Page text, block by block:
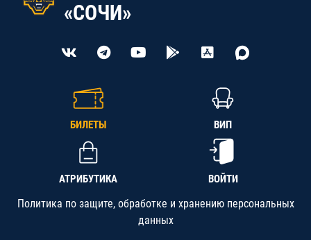
«СОЧИ»
БИЛЕТЫ ВИП
АТРИБУТИКА ВОЙТИ
Политика по защите, обработке и хранению персональных
данных